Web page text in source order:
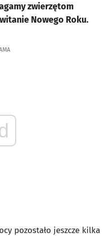
zwierzętom
Nowego Roku.
pozostało jeszcze kilka